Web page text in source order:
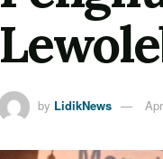
by LidikNews